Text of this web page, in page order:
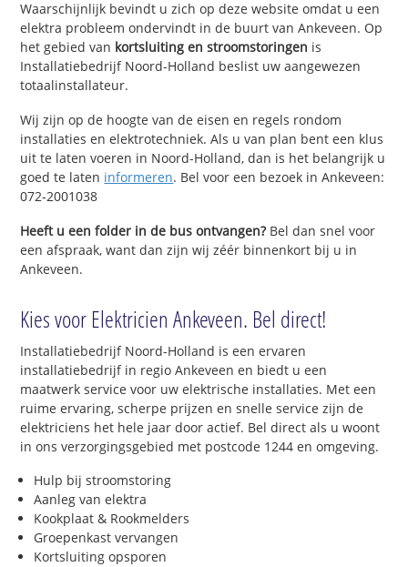
Waarschijnlijk bevindt u zich op deze website omdat u een
elektra probleem ondervindt in de buurt van Ankeveen. Op
het gebied van kortsluiting en stroomstoringen is
Installatiebedrijf Noord-Holland beslist uw aangewezen
totaalinstallateur.
Wij zijn op de hoogte van de eisen en regels rondom
installaties en elektrotechniek. Als u van plan bent een klus
uit te laten voeren in Noord-Holland, dan is het belangrijk u
goed te laten informeren. Bel voor een bezoek in Ankeveen:
072-2001038
Heeft u een folder in de bus ontvangen?Bel dan snel voor
een afspraak, want dan zijn wij zéér binnenkort bij u in
Ankeveen.
Kies voor Elektricien Ankeveen. Bel direct!
Installatiebedrijf Noord-Holland is een ervaren
installatiebedrijf in regio Ankeveen en biedt u een
maatwerk service voor uw elektrische installaties. Met een
ruime ervaring, scherpe prijzen en snelle service zijn de
elektriciens het hele jaar door actief. Bel direct als u woont
in ons verzorgingsgebied met postcode 1244 en omgeving.
Hulp bij stroomstoring
Aanleg van elektra
Kookplaat & Rookmelders
Groepenkast vervangen
Kortsluiting opsporen